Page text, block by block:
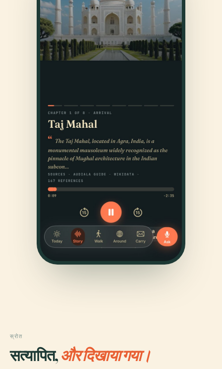
स्रोत
सत्यापित,और दिखाया गया।